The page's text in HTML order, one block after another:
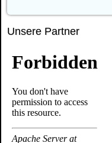
Unsere Partner